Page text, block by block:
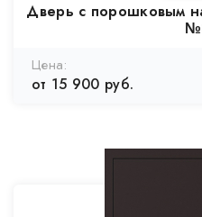
Дверь с порошковым
от 15 900 руб.